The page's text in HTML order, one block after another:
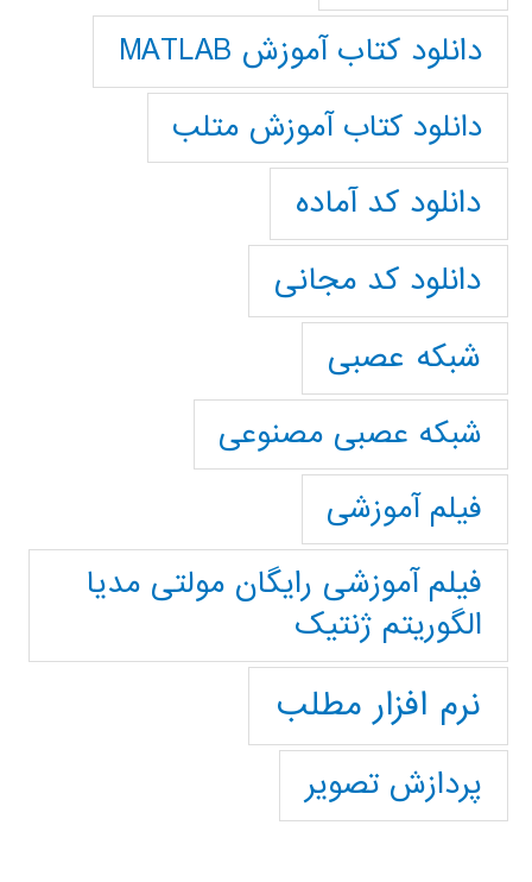
دانلود کتاب آموزش MATLAB
دانلود کتاب آموزش متلب
دانلود کد آماده
دانلود کد مجانی
شبکه عصبی
شبکه عصبی مصنوعی
فیلم آموزشی
فیلم آموزشی رایگان مولتی مدیا
الگوریتم ژنتیک
نرم افزار مطلب
پردازش تصویر